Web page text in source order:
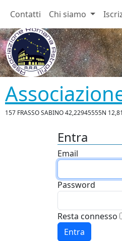
Contatti Chi siamo
157 FRASSO SABINO 42,22945555N
Entra
Email
Password
Resta connesso